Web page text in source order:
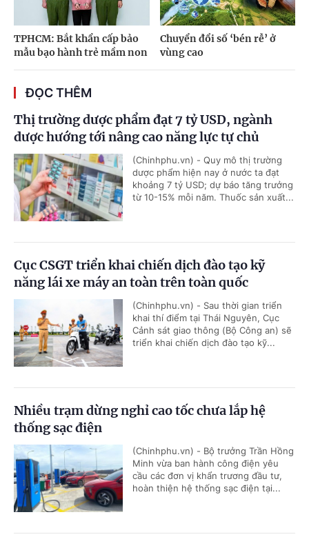
TPHCM: Bắt khẩn cấp bảo
mẫu bạo hành trẻ mầm non
Chuyển đổi số ‘bén rễ’ ở
vùng cao
ĐỌC THÊM
Thị trường dược phẩm đạt 7 tỷ USD, ngành
dược hướng tới nâng cao năng lực tự chủ
(Chinhphu.vn) - Quy mô thị trường
dược phẩm hiện nay ở nước ta đạt
khoảng 7 tỷ USD; dự báo tăng trưởng
từ 10-15% mỗi năm. Thuốc sản xuất...
Cục CSGT triển khai chiến dịch đào tạo kỹ
năng lái xe máy an toàn trên toàn quốc
(Chinhphu.vn) - Sau thời gian triển
khai thí điểm tại Thái Nguyên, Cục
Cảnh sát giao thông (Bộ Công an) sẽ
triển khai chiến dịch đào tạo kỹ...
Nhiều trạm dừng nghỉ cao tốc chưa lắp hệ
thống sạc điện
(Chinhphu.vn) - Bộ trưởng Trần Hồng
Minh vừa ban hành công điện yêu
cầu các đơn vị khẩn trương đầu tư,
hoàn thiện hệ thống sạc điện tại...